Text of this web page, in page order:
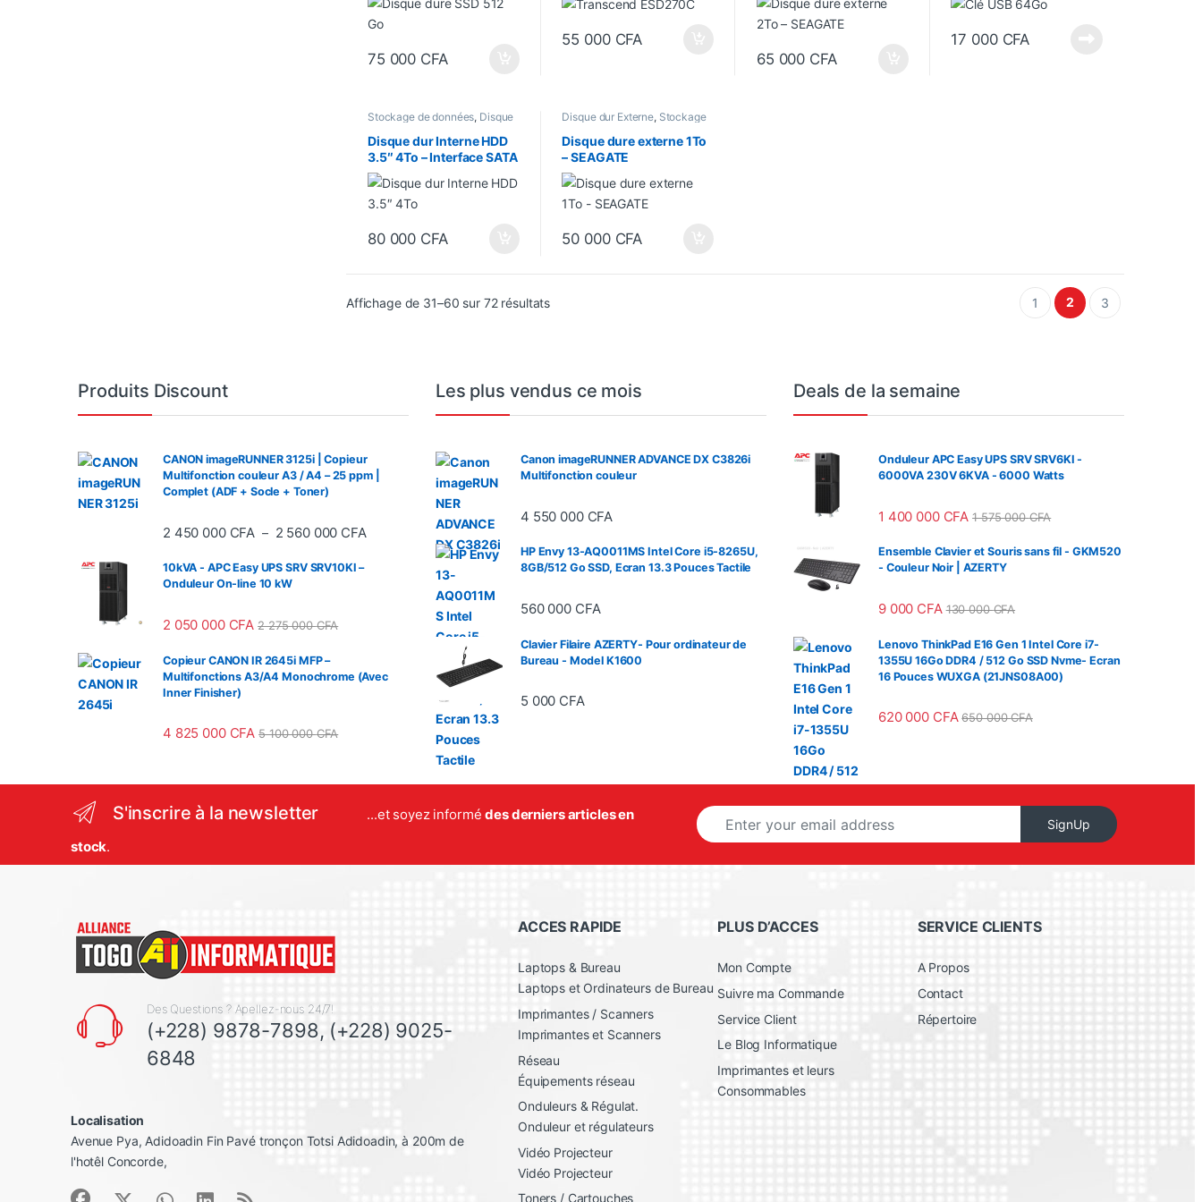
75 000 CFA
C
55 000 CFA
65 000 CFA
17 000 CFA
Stockage de données, Disque
dur Interne
Disque dur Interne HDD
3.5″ 4To – Interface SATA
80 000 CFA
Disque dur Externe, Stockage
de données
Disque dure externe 1To
– SEAGATE
50 000 CFA
Affichage de 31–60 sur 72 résultatsTrié du plus récent au plus ancien 1 2 3
Produits Discount
CANON imageRUNNER 3125i | Copieur
Multifonction couleur A3 / A4 – 25 ppm |
Complet (ADF + Socle + Toner)
2 450 000 CFA – 2 560 000 CFAPlage de prix : 2 450 000 CFA à 2 560 000 CFA
10kVA - APC Easy UPS SRV SRV10KI –
Onduleur On-line 10 kW
2 050 000 CFA 2 275 000CFA
Copieur CANON IR 2645i MFP –
Multifonctions A3/A4 Monochrome (Avec
Inner Finisher)
4 825 000 CFA 5 100 000CFA
Les plus vendus ce mois
Canon imageRUNNER ADVANCE DX C3826i
Multifonction couleur
4 550 000 CFA
HP Envy 13-AQ0011MS Intel Core i5-8265U,
8GB/512 Go SSD, Ecran 13.3 Pouces Tactile
560 000 CFA
Clavier Filaire AZERTY- Pour ordinateur de
Bureau - Model K1600
5 000 CFA
Deals de la semaine
Onduleur APC Easy UPS SRV SRV6KI -
6000VA 230V 6KVA - 6000 Watts
1 400 000 CFA 1 575 000CFA
Ensemble Clavier et Souris sans fil - GKM520
- Couleur Noir | AZERTY
9 000 CFA 130 000CFA
Lenovo ThinkPad E16 Gen 1 Intel Core i7-
1355U 16Go DDR4 / 512 Go SSD Nvme- Ecran
16 Pouces WUXGA (21JNS08A00)
620 000 CFA 650 000CFA
S'inscrire à la newsletter ...et soyez informédes derniers articles en
stock.
E
m
i
SignUp
Des Questions ? Apellez-nous 24/7!
(+228) 9878-7898, (+228) 9025-
6848
Localisation
Avenue Pya, Adidoadin Fin Pavé tronçon Totsi Adidoadin, à 200m de
l'hotêl Concorde,
ACCES RAPIDE
Laptops & Bureau
Laptops et Ordinateurs de Bureau
Imprimantes / Scanners
Imprimantes et Scanners
Réseau
Équipements réseau
Onduleurs & Régulat.
Onduleur et régulateurs
Vidéo Projecteur
Vidéo Projecteur
Toners / Cartouches
PLUS D’ACCES
Mon Compte
Suivre ma Commande
Service Client
Le Blog Informatique
Imprimantes et leurs
Consommables
SERVICE CLIENTS
A Propos
Contact
Répertoire